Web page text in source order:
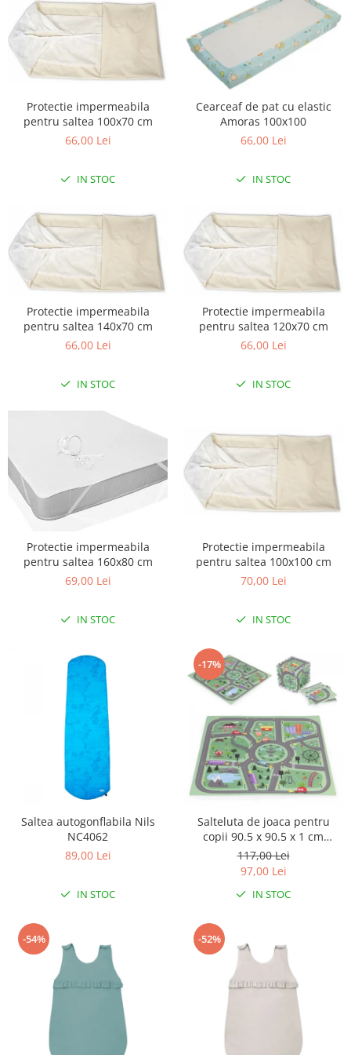
Lampi de veghe
Mobilier Birou
Saltele de infasat
Protectie impermeabila
pentru saltea 100x70 cm
66,00 Lei
IN STOC
Cearceaf de pat cu elastic
Amoras 100x100
66,00 Lei
IN STOC
Protectie impermeabila
pentru saltea 140x70 cm
66,00 Lei
IN STOC
Protectie impermeabila
pentru saltea 120x70 cm
66,00 Lei
IN STOC
Protectie impermeabila
pentru saltea 160x80 cm
69,00 Lei
IN STOC
Protectie impermeabila
pentru saltea 100x100 cm
70,00 Lei
IN STOC
Saltea autogonflabila Nils
NC4062
89,00 Lei
IN STOC
-17%
Salteluta de joaca pentru
copii 90.5 x 90.5 x 1 cm
ECOEVA021 - Orasel
117,00 Lei
97,00 Lei
IN STOC
-54% -52%